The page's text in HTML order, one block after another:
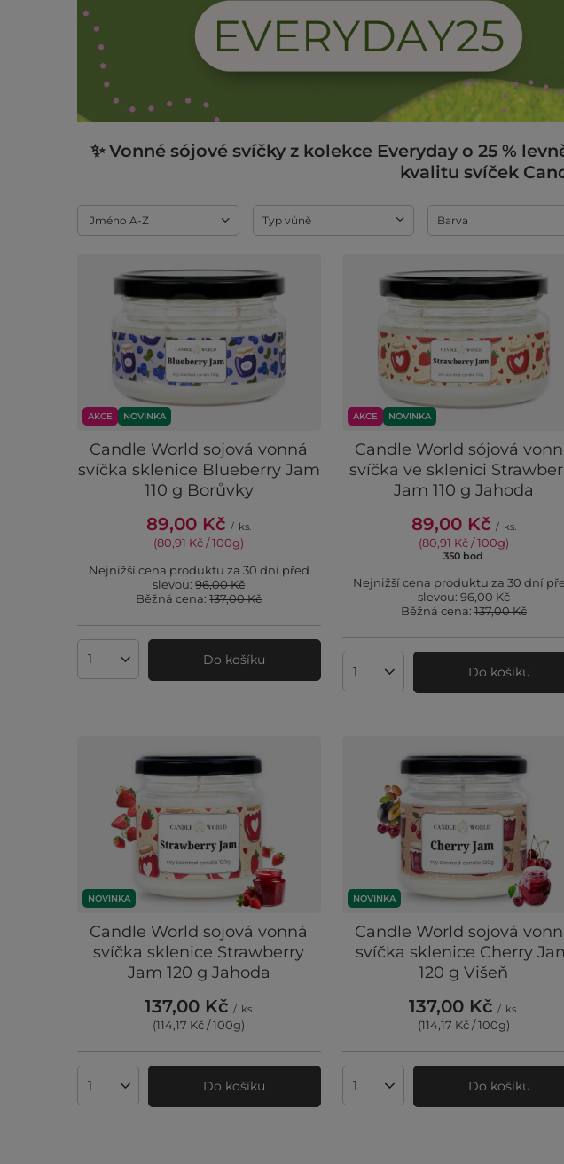
✨ Vonné sójové svíčky z kolekce Everyday o 25 %
kvalitu svíček
Změnit řazení
Jméno A-Z Typ vůně Barva
AKCE NOVINKA
Candle World sojová vonná
svíčka sklenice Blueberry Jam
110 g Borůvky
89,00 Kč / ks.
(80,91 Kč / 100g)
Nejnižší cena produktu za 30 dní před
slevou:96,00 Kč
Běžná cena:137,00 Kč
Množství produktůDo košíku
AKCE NOVINKA
Candle World sójová
svíčka ve sklenici
Jam 110 g Jahoda
89,00 Kč / ks.
(80,91 Kč / 100g)
350 bod
Nejnižší cena produktu za 30 dní
slevou:96,00 Kč
Běžná cena:137,00 Kč
Množství produktůDo košíku
NOVINKA
Candle World sojová vonná
svíčka sklenice Strawberry
Jam 120 g Jahoda
137,00 Kč / ks.
(114,17 Kč / 100g)
Množství produktůDo košíku
NOVINKA
Candle World sojová
svíčka sklenice Cherry
120 g Višeň
137,00 Kč / ks.
(114,17 Kč / 100g)
Množství produktůDo košíku